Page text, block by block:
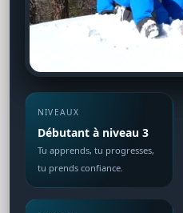
NIVEAUX
Débutant à niveau 3
Tu apprends, tu progresses,
tu prends confiance.